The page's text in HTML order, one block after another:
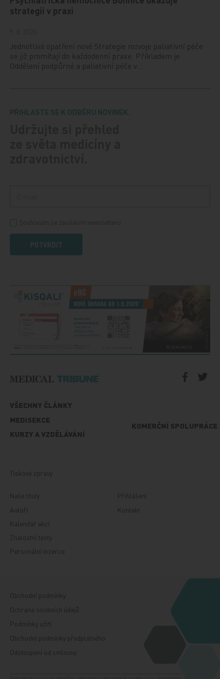
strategii v praxi
Jednotlivá opatření nové Strategie rozvoje paliativní péče
se již promítají do každodenní praxe. Příkladem je
Oddělení podpůrné a paliativní péče v…
PŘIHLASTE SE K ODBĚRU NOVINEK.
POTVRDIT
VŠECHNY ČLÁNKY
MEDISEKCE
KURZY A VZDĚLÁVÁNÍ
KOMERČNÍ SPOLUPRÁCE
Tiskové zprávy
Naše tituly
Autoři
Kalendář akcí
Znalostní testy
Personální inzerce
Přihlášení
Kontakt
Obchodní podmínky
Ochrana osobních údajů
Podmínky užití
Obchodní podmínky předplatného
Odstoupení od smlouvy